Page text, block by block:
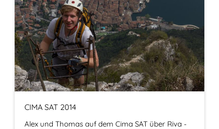
CIMA SAT 2014
Alex und Thomas auf dem Cima SAT über Riva -